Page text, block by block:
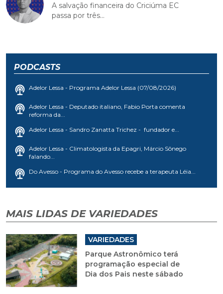
A salvação financeira do Criciúma EC
passa por três...
PODCASTS
Adelor Lessa - Programa Adelor Lessa (07/08/2026)
Adelor Lessa - Deputado italiano, Fabio Porta comenta
reforma da...
Adelor Lessa - Sandro Zanatta Trichez - fundador e...
Adelor Lessa - Climatologista da Epagri, Márcio Sônego
falando...
Do Avesso - Programa do Avesso recebe a terapeuta Léia...
MAIS LIDAS DE VARIEDADES
VARIEDADES
Parque Astronômico terá
programação especial de
Dia dos Pais neste sábado